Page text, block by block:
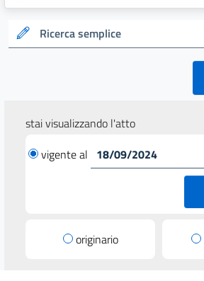
Ricerca semplice
stai visualizzando l'atto
vigente al
originario